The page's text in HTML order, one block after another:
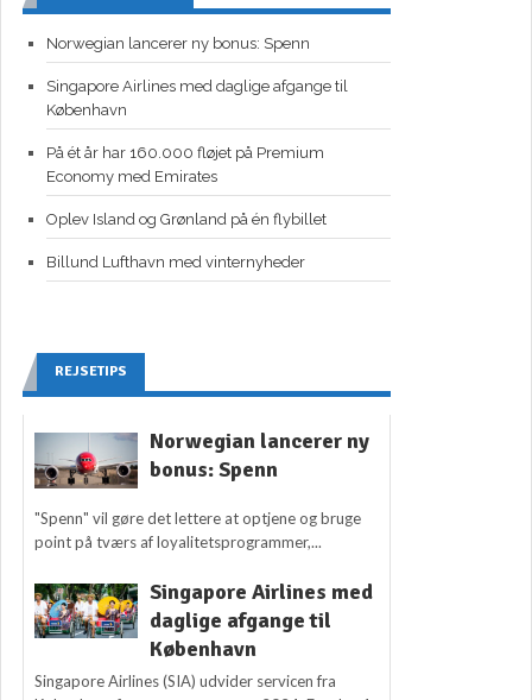
Norwegian lancerer ny bonus: Spenn
Singapore Airlines med daglige afgange til
København
På ét år har 160.000 fløjet på Premium
Economy med Emirates
Oplev Island og Grønland på én flybillet
Billund Lufthavn med vinternyheder
REJSETIPS
Norwegian lancerer ny
bonus: Spenn
"Spenn" vil gøre det lettere at optjene og bruge
point på tværs af loyalitetsprogrammer,...
Singapore Airlines med
daglige afgange til
København
Singapore Airlines (SIA) udvider servicen fra